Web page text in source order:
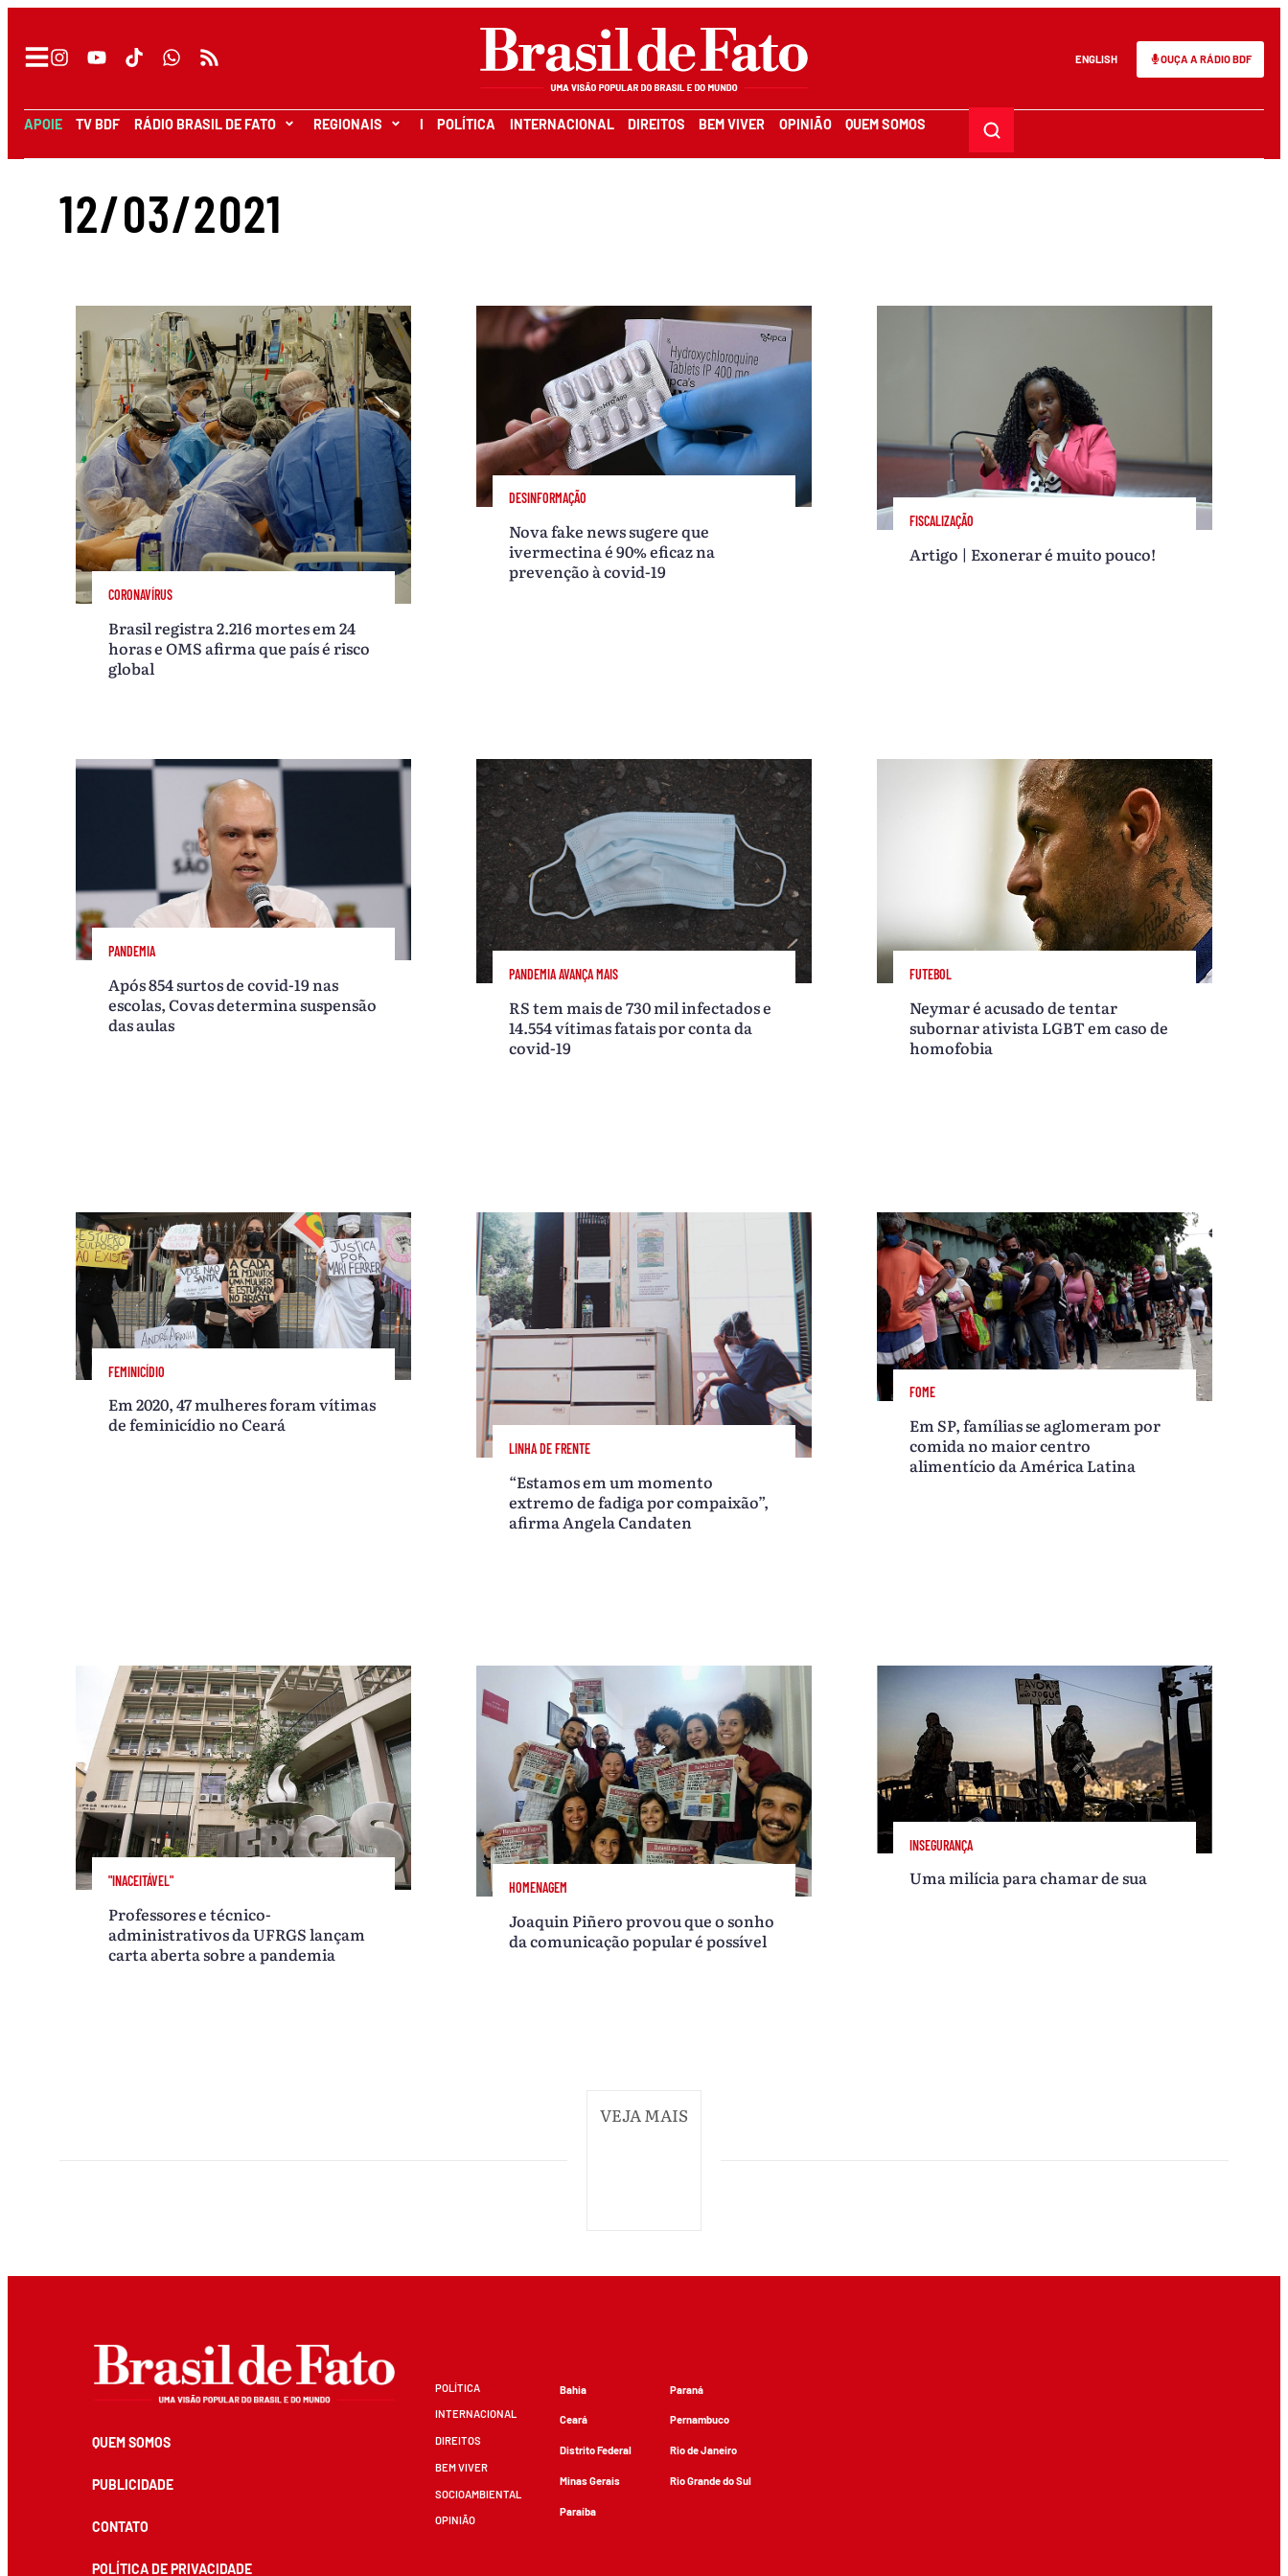
ENGLISH OUÇA A RÁDIO BDF
APOIE TV BDF RÁDIO BRASIL DE FATO REGIONAIS I POLÍTICA INTERNACIONAL DIREITOS BEM VIVER OPINIÃO QUEM SOMOS
12/03/2021
CORONAVÍRUS
Brasil registra 2.216 mortes em 24
horas e OMS afirma que país é risco
global
DESINFORMAÇÃO
Nova fake news sugere que
ivermectina é 90% eficaz na
prevenção à covid-19
FISCALIZAÇÃO
Artigo | Exonerar é muito pouco!
PANDEMIA
Após 854 surtos de covid-19 nas
escolas, Covas determina suspensão
das aulas
PANDEMIA AVANÇA MAIS
RS tem mais de 730 mil infectados e
14.554 vítimas fatais por conta da
covid-19
FUTEBOL
Neymar é acusado de tentar
subornar ativista LGBT em caso de
homofobia
FEMINICÍDIO
Em 2020, 47 mulheres foram vítimas
de feminicídio no Ceará
LINHA DE FRENTE
“Estamos em um momento
extremo de fadiga por compaixão”,
afirma Angela Candaten
FOME
Em SP, famílias se aglomeram por
comida no maior centro
alimentício da América Latina
"INACEITÁVEL"
Professores e técnico-
administrativos da UFRGS lançam
carta aberta sobre a pandemia
HOMENAGEM
Joaquin Piñero provou que o sonho
da comunicação popular é possível
INSEGURANÇA
Uma milícia para chamar de sua
VEJA MAIS
QUEM SOMOS
PUBLICIDADE
CONTATO
POLÍTICA DE PRIVACIDADE
POLÍTICA
INTERNACIONAL
DIREITOS
BEM VIVER
SOCIOAMBIENTAL
OPINIÃO
Bahia
Ceará
Distrito Federal
Minas Gerais
Paraíba
Paraná
Pernambuco
Rio de Janeiro
Rio Grande do Sul